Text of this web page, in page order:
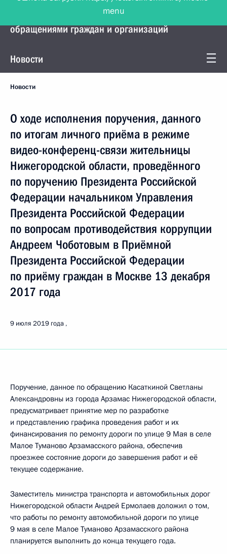
Управление Президента по работе с
обращениями граждан и организаций
Новости
Новости
О ходе исполнения поручения, данного
по итогам личного приёма в режиме
видео-конференц-связи жительницы
Нижегородской области, проведённого
по поручению Президента Российской
Федерации начальником Управления
Президента Российской Федерации
по вопросам противодействия коррупции
Андреем Чоботовым в Приёмной
Президента Российской Федерации
по приёму граждан в Москве 13 декабря
2017 года
9 июля 2019 года
Поручение, данное по обращению Касаткиной Светланы
Александровны из города Арзамас Нижегородской области,
предусматривает принятие мер по разработке
и представлению графика проведения работ и их
финансирования по ремонту дороги по улице 9 Мая в селе
Малое Туманово Арзамасского района, обеспечив
проезжее состояние дороги до завершения работ и её
текущее содержание.
Заместитель министра транспорта и автомобильных дорог
Нижегородской области Андрей Ермолаев доложил о том,
что работы по ремонту автомобильной дороги по улице
9 мая в селе Малое Туманово Арзамасского района
планируется выполнить до конца текущего года.
menu